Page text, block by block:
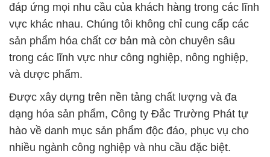
đáp ứng mọi nhu cầu của khách hàng trong các lĩnh
vực khác nhau. Chúng tôi không chỉ cung cấp các
sản phẩm hóa chất cơ bản mà còn chuyên sâu
trong các lĩnh vực như công nghiệp, nông nghiệp,
và dược phẩm.
Được xây dựng trên nền tảng chất lượng và đa
dạng hóa sản phẩm, Công ty Đắc Trường Phát tự
hào về danh mục sản phẩm độc đáo, phục vụ cho
nhiều ngành công nghiệp và nhu cầu đặc biệt.